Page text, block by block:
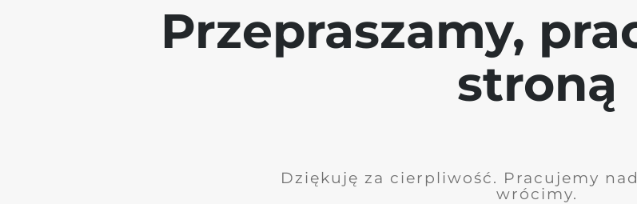
Przepraszamy,
stroną
Dziękuję za cierpliwość. Pracujemy
wrócimy.